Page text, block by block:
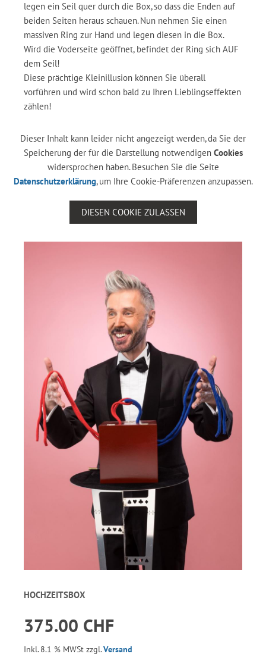
legen ein Seil quer durch die Box, so dass die Enden auf
beiden Seiten heraus schauen. Nun nehmen Sie einen
massiven Ring zur Hand und legen diesen in die Box.
Wird die Voderseite geöffnet, befindet der Ring sich AUF
dem Seil!
Diese prächtige Kleinillusion können Sie überall
vorführen und wird schon bald zu Ihren Lieblingseffekten
zählen!
Dieser Inhalt kann leider nicht angezeigt werden, da Sie der
Speicherung der für die Darstellung notwendigen Cookies
widersprochen haben. Besuchen Sie die Seite
Datenschutzerklärung, um Ihre Cookie-Präferenzen anzupassen.
DIESEN COOKIE ZULASSEN
HOCHZEITSBOX
375.00 CHF
Inkl. 8.1 % MWSt zzgl.Versand